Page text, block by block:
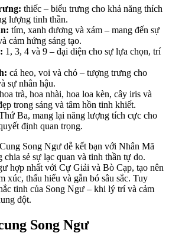
thiếc – biểu trưng cho khả năng thích
lượng tinh thần.
tím, xanh dương và xám – mang đến sự
cảm hứng sáng tạo.
1, 3, 4 và 9 – đại diện cho sự lựa chọn, trí
cá heo, voi và chó – tượng trưng cho
sự nhân hậu.
hoa trà, hoa nhài, hoa loa kèn, cây iris và
trong sáng và tâm hồn tinh khiết.
Ba, mang lại năng lượng tích cực cho
định quan trọng.
Song Ngư dễ kết bạn với Nhân Mã
sẻ sự lạc quan và tinh thần tự do.
hợp nhất với Cự Giải và Bò Cạp, tạo nên
xúc, thấu hiểu và gắn bó sâu sắc. Tuy
tinh của Song Ngư – khi lý trí và cảm
đột.
Song Ngư